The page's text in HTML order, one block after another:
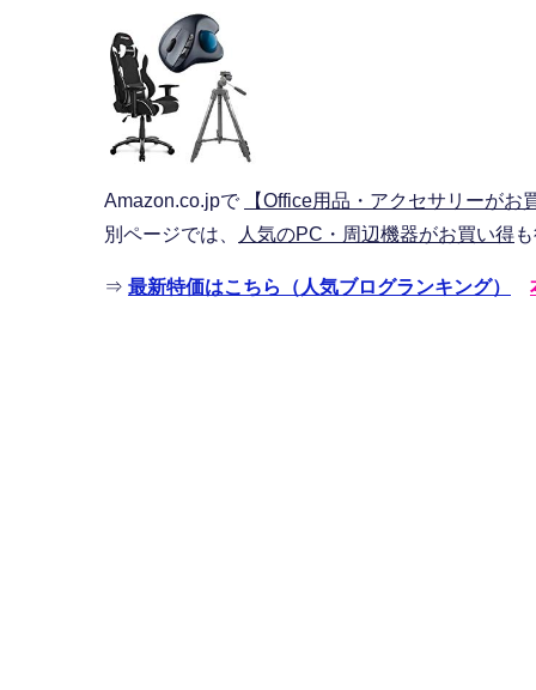
Amazon.co.jpで
【Office用品・アクセサリーがお
別ページでは、
人気のPC・周辺機器がお買い得
⇒ 最新特価はこちら（人気ブログランキング）